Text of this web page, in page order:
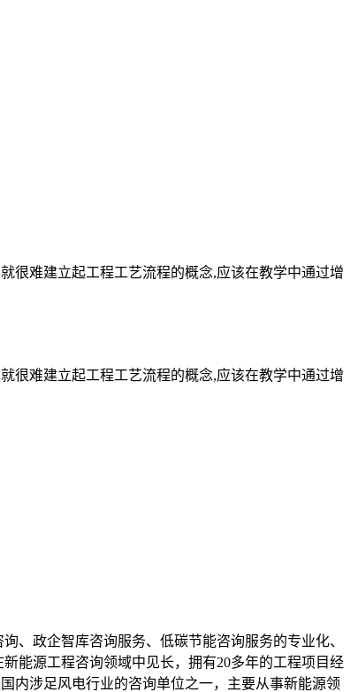
很难建立起工程工艺流程的概念,应该在教学中通过增
很难建立起工程工艺流程的概念,应该在教学中通过增
、政企智库咨询服务、低碳节能咨询服务的专业化、
能源工程咨询领域中见长，拥有20多年的工程项目经
内涉足风电行业的咨询单位之一，主要从事新能源领